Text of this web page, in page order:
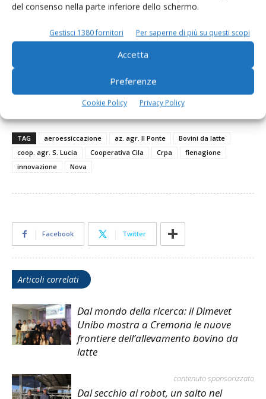
del consenso nella parte inferiore dello schermo.
Gestisci 1380 fornitori Per saperne di più su questi scopi
Accetta
Preferenze
Cookie Policy Privacy Policy
LEGGI QUI l’articolo completo di box, grafici e tabelle
pubblicato su Informatore Zootecnico n. 7/2017
L’edicola di Informatore Zootecnico
TAG aeroessiccazione az. agr. Il Ponte
Bovini da latte
coop. agr. S. Lucia
Cooperativa Cila Crpa
fienagione
innovazione
Nova
Facebook Twitter
Articoli correlati
Dal mondo della ricerca: il Dimevet
Unibo mostra a Cremona le nuove
frontiere dell’allevamento bovino da
latte
contenuto sponsorizzato
Dal secchio ai robot, un salto nel